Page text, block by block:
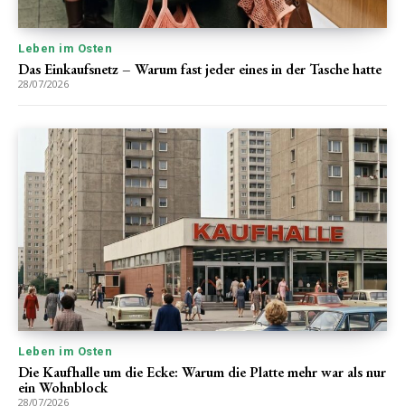
Leben im Osten
Das Einkaufsnetz – Warum fast jeder eines in der Tasche hatte
28/07/2026
Leben im Osten
Die Kaufhalle um die Ecke: Warum die Platte mehr war als nur
ein Wohnblock
28/07/2026